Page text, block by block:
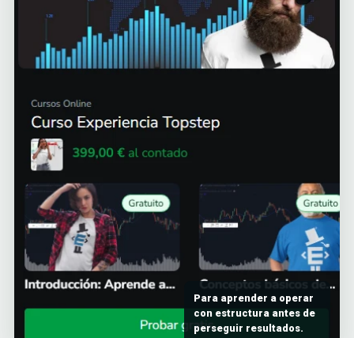
Para aprender a operar
con estructura antes de
perseguir resultados.